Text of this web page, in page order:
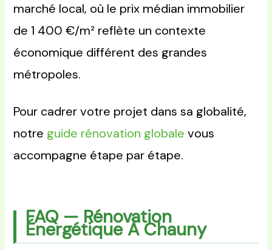
marché local, où le prix médian immobilier
de 1 400 €/m² reflète un contexte
économique différent des grandes
métropoles.
Pour cadrer votre projet dans sa globalité,
notre guide rénovation globale vous
accompagne étape par étape.
FAQ — Rénovation
Énergétique À Chauny